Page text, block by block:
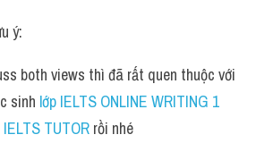
ý:
both views thì đã rất quen thuộc với
sinh lớp IELTS ONLINE WRITING 1
TUTOR rồi nhé